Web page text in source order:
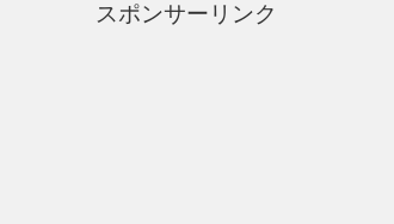
スポンサーリンク